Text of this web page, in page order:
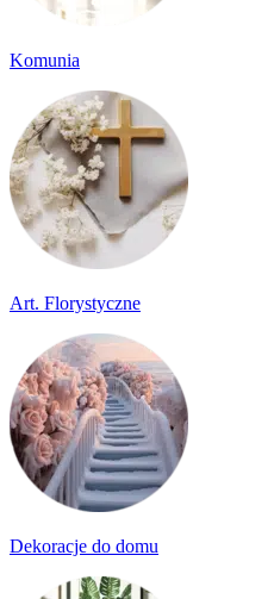
Komunia
Art. Florystyczne
Dekoracje do domu